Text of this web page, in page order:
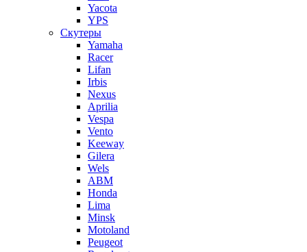
Yacota
YPS
Скутеры
Yamaha
Racer
Lifan
Irbis
Nexus
Aprilia
Vespa
Vento
Keeway
Gilera
Wels
ABM
Honda
Lima
Minsk
Motoland
Peugeot